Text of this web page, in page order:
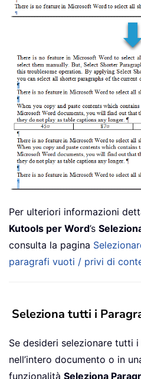
Per ulteriori informazioni
Kutools per Word’s
consulta la pagina
paragrafi vuoti / privi di
Seleziona tutti i
Se desideri selezionare tutti i
nell’intero documento o in
funzionalità Seleziona